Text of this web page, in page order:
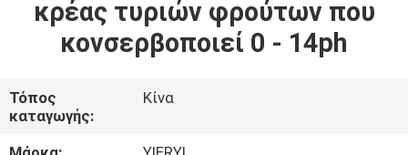
ΠΡΟΪΌΝΤΑ
ΣΧΕΤΙΚΆ
ΜΕ
κρέας τυριών φρούτων που
κονσερβοποιεί 0 - 14ph
Τόπος
καταγωγής:
Κίνα